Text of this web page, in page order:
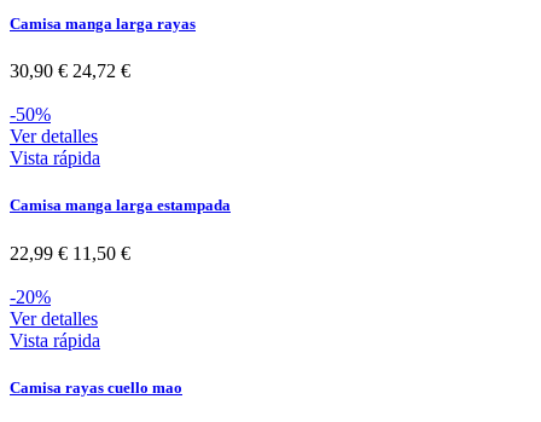
Camisa manga larga rayas
30,90 € 24,72 €
-50%
Ver detalles
Vista rápida
Camisa manga larga estampada
22,99 € 11,50 €
-20%
Ver detalles
Vista rápida
Camisa rayas cuello mao